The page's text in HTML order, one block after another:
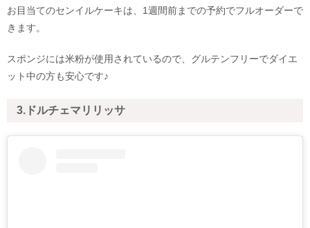
お目当てのセンイルケーキは、1週間前までの予約でフルオーダーで
きます。
スポンジには米粉が使用されているので、グルテンフリーでダイエ
ット中の方も安心です♪
3.ドルチェマリリッサ